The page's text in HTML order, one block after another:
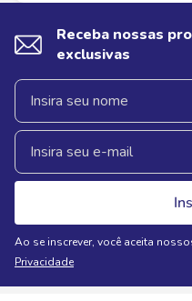
Receba nossas
exclusivas
Ao se inscrever, você aceita
Privacidade